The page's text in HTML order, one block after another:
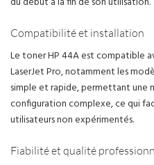
Compatibilité et installation
Le toner HP 44A est compatible
LaserJet Pro, notamment les
simple et rapide, permettant une
configuration complexe, ce qui
utilisateurs non expérimentés.
Fiabilité et qualité